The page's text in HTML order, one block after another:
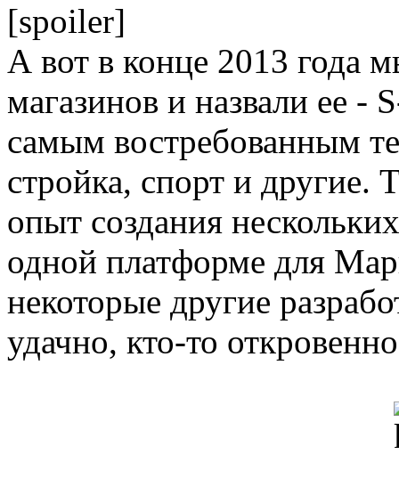
[spoiler]
А вот в конце 2013 года
магазинов и назвали ее
самым востребованным
стройка, спорт и другие.
опыт создания
одной платформе для
некоторые другие
удачно, кто-то